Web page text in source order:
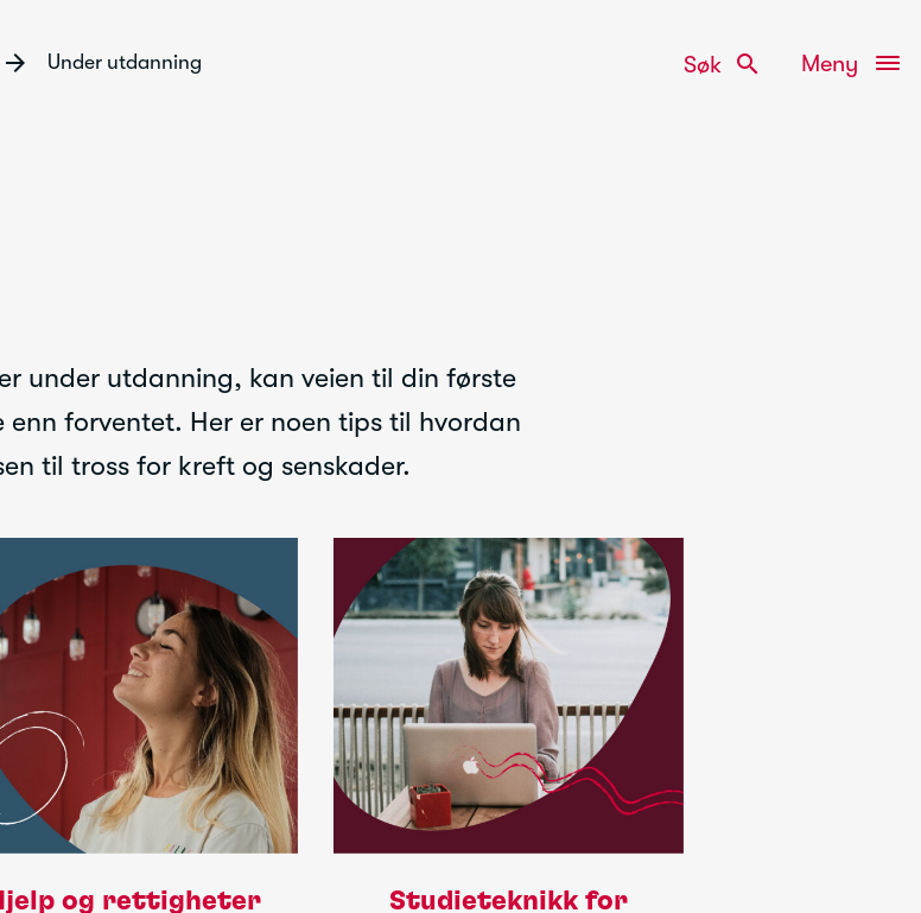
arrow_forward Under utdanning Søk search Meny
under utdanning, kan veien til din første
forventet. Her er noen tips til hvordan
til tross for kreft og senskader.
og rettigheter
Studieteknikk for